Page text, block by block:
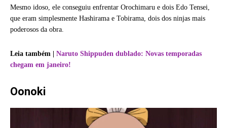
Mesmo idoso, ele conseguiu enfrentar Orochimaru e dois Edo Tensei,
que eram simplesmente Hashirama e Tobirama, dois dos ninjas mais
poderosos da obra.
Leia também | Naruto Shippuden dublado: Novas temporadas
chegam em janeiro!
Oonoki